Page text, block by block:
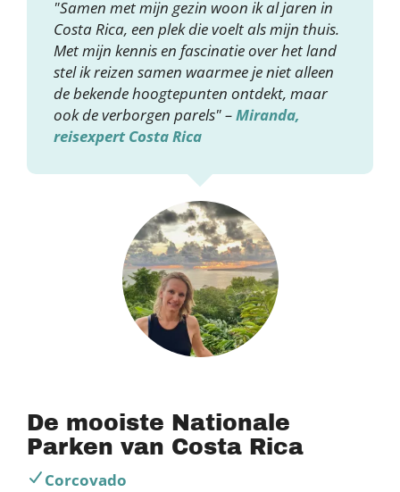
"Samen met mijn gezin woon ik al jaren in
Costa Rica, een plek die voelt als mijn thuis.
Met mijn kennis en fascinatie over het land
stel ik reizen samen waarmee je niet alleen
de bekende hoogtepunten ontdekt, maar
ook de verborgen parels" –Miranda,
reisexpert Costa Rica
De mooiste Nationale
Parken van Costa Rica
Corcovado